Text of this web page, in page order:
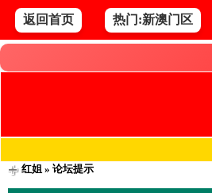
返回首页 热门:新澳门区
红姐» 论坛提示